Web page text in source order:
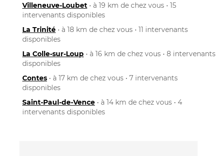
Villeneuve-Loubet • à 19 km de chez vous • 15
intervenants disponibles
La Trinité • à 18 km de chez vous • 11 intervenants
disponibles
La Colle-sur-Loup • à 16 km de chez vous • 8 intervenants
disponibles
Contes • à 17 km de chez vous • 7 intervenants
disponibles
Saint-Paul-de-Vence • à 14 km de chez vous • 4
intervenants disponibles